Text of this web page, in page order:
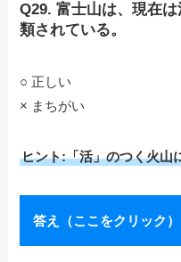
Q29. 富士山は、現在
類されている。
○ 正しい
× まちがい
ヒント:「活」のつく火山
答え（ここをクリック）